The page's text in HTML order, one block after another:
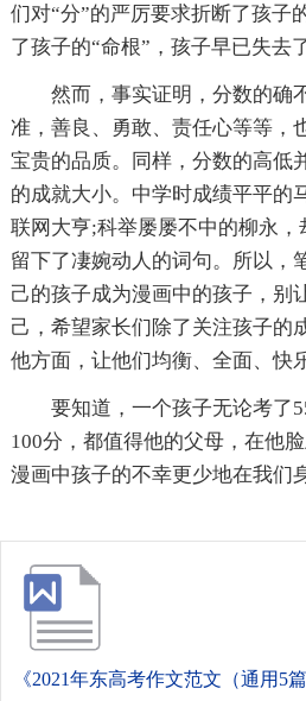
们对“分”的严厉要求折断了孩子
了孩子的“命根”，孩子早已失去
然而，事实证明，分数的确
准，善良、勇敢、责任心等等，
宝贵的品质。同样，分数的高低
的成就大小。中学时成绩平平的
联网大亨;科举屡屡不中的柳永，
留下了凄婉动人的词句。所以，
己的孩子成为漫画中的孩子，别
己，希望家长们除了关注孩子的
他方面，让他们均衡、全面、快
要知道，一个孩子无论考了
100分，都值得他的父母，在他
漫画中孩子的不幸更少地在我们
《2021年东高考作文范文（通用5篇